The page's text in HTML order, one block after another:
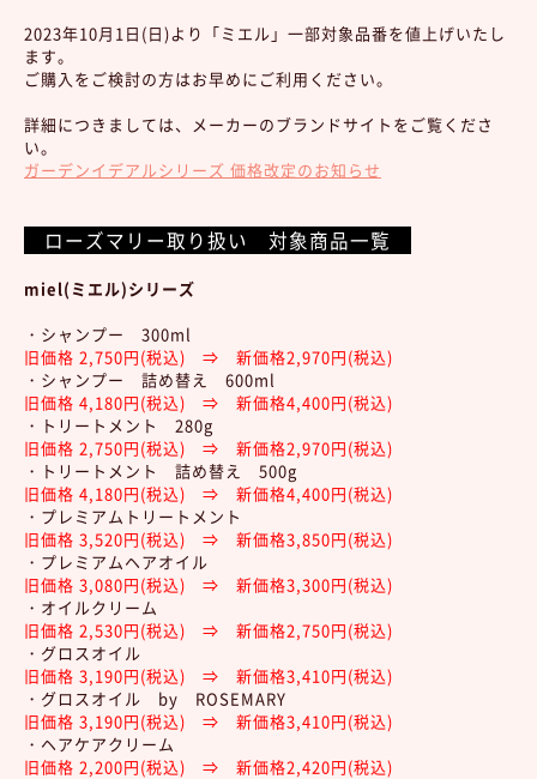
2023年10月1日(日)より「ミエル」一部対象品番を値上げいたし
ます。
ご購入をご検討の方はお早めにご利用ください。
詳細につきましては、メーカーのブランドサイトをご覧くださ
い。
ガーデンイデアルシリーズ 価格改定のお知らせ
ローズマリー取り扱い 対象商品一覧
miel(ミエル)シリーズ
・シャンプー 300ml
旧価格 2,750円(税込) ⇒ 新価格2,970円(税込)
・シャンプー 詰め替え 600ml
旧価格 4,180円(税込) ⇒ 新価格4,400円(税込)
・トリートメント 280g
旧価格 2,750円(税込) ⇒ 新価格2,970円(税込)
・トリートメント 詰め替え 500g
旧価格 4,180円(税込) ⇒ 新価格4,400円(税込)
・プレミアムトリートメント
旧価格 3,520円(税込) ⇒ 新価格3,850円(税込)
・プレミアムヘアオイル
旧価格 3,080円(税込) ⇒ 新価格3,300円(税込)
・オイルクリーム
旧価格 2,530円(税込) ⇒ 新価格2,750円(税込)
・グロスオイル
旧価格 3,190円(税込) ⇒ 新価格3,410円(税込)
・グロスオイル by ROSEMARY
旧価格 3,190円(税込) ⇒ 新価格3,410円(税込)
・ヘアケアクリーム
旧価格 2,200円(税込) ⇒ 新価格2,420円(税込)